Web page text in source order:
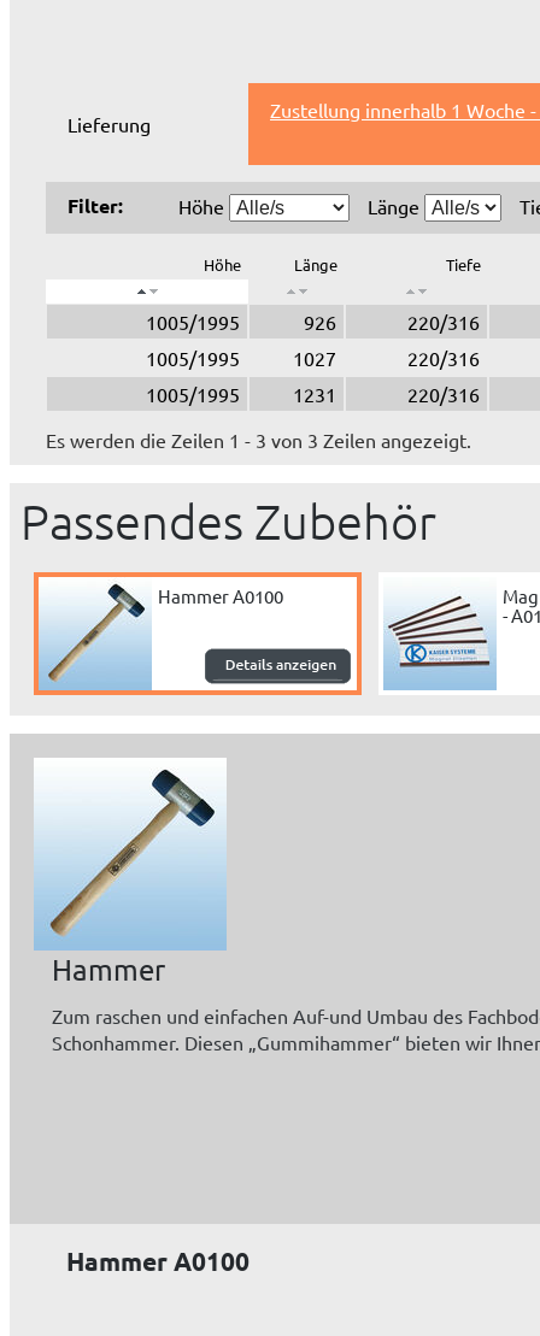
Lieferung
Zustellung innerhalb 1 Woche
Filter: Höhe Länge
Höhe Länge Tiefe
1005/1995 926
220/316
1005/1995
1027
220/316
1005/1995
1231
220/316
Es werden die Zeilen 1 - 3 von 3 Zeilen angezeigt.
Passendes Zubehör
Hammer A0100
-
Hammer
Zum raschen und einfachen Auf-und Umbau des
Schonhammer. Diesen „Gummihammer“ bieten wir
Hammer A0100